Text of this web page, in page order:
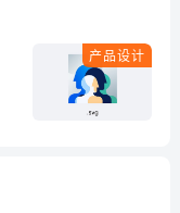
产品设计